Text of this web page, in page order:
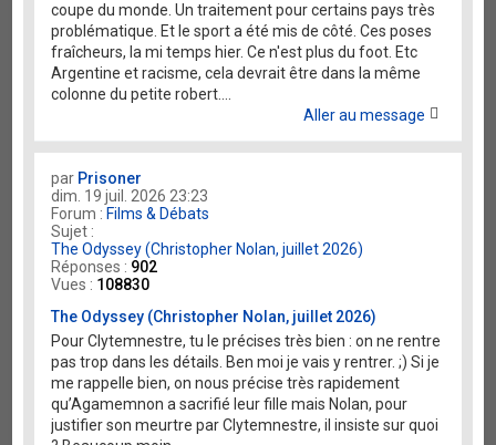
coupe du monde. Un traitement pour certains pays très
problématique. Et le sport a été mis de côté. Ces poses
fraîcheurs, la mi temps hier. Ce n'est plus du foot. Etc
Argentine et racisme, cela devrait être dans la même
colonne du petite robert....
Aller au message
par Prisoner
dim. 19 juil. 2026 23:23
Forum : Films & Débats
Sujet :
The Odyssey (Christopher Nolan, juillet 2026)
Réponses : 902
Vues : 108830
The Odyssey (Christopher Nolan, juillet 2026)
Pour Clytemnestre, tu le précises très bien : on ne rentre
pas trop dans les détails. Ben moi je vais y rentrer. ;) Si je
me rappelle bien, on nous précise très rapidement
qu’Agamemnon a sacrifié leur fille mais Nolan, pour
justifier son meurtre par Clytemnestre, il insiste sur quoi